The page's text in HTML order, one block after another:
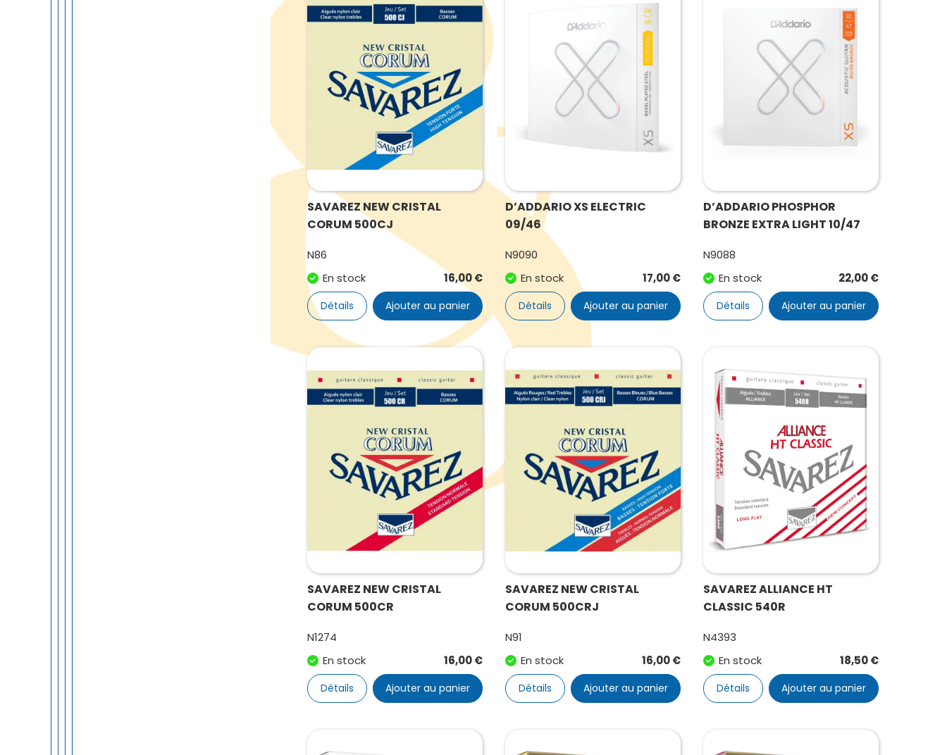
SAVAREZ NEW CRISTAL
CORUM 500CJ
N86
En stock
16,00€
Détails Ajouter au panier
D’ADDARIO XS ELECTRIC
09/46
N9090
En stock
17,00€
Détails Ajouter au panier
D’ADDARIO PHOSPHOR
BRONZE EXTRA LIGHT 10/47
N9088
En stock
22,00€
Détails Ajouter au panier
SAVAREZ NEW CRISTAL
CORUM 500CR
N1274
En stock
16,00€
Détails Ajouter au panier
SAVAREZ NEW CRISTAL
CORUM 500CRJ
N91
En stock
16,00€
Détails Ajouter au panier
SAVAREZ ALLIANCE HT
CLASSIC 540R
N4393
En stock
18,50€
Détails Ajouter au panier